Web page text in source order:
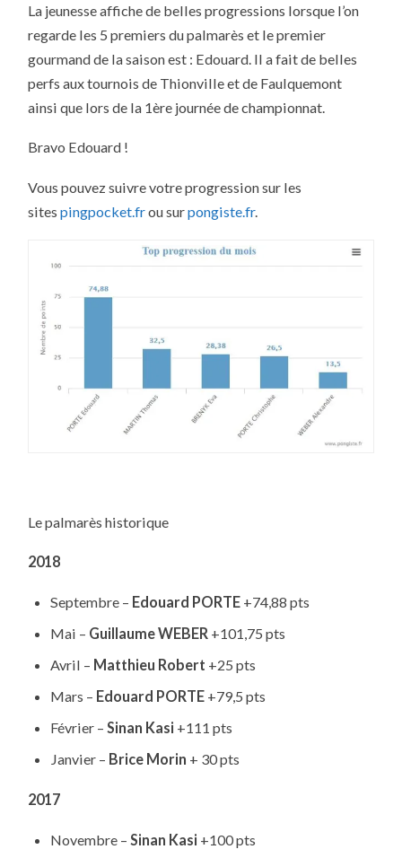
POUR
MOIS
SEPTEMBRE
La jeunesse affiche de belles progressions lorsque l’on
regarde les 5 premiers du palmarès et le premier
gourmand de la saison est : Edouard. Il a fait de belles
perfs aux tournois de Thionville et de Faulquemont
ainsi que lors de la 1ère journée de championnat.
Bravo Edouard !
Vous pouvez suivre votre progression sur les
sitespingpocket.frou surpongiste.fr.
Le palmarès historique
2018
Septembre – Edouard PORTE+74,88 pts
Mai – Guillaume WEBER+101,75 pts
Avril – Matthieu Robert +25 pts
Mars – Edouard PORTE+79,5 pts
Février – Sinan Kasi +111 pts
Janvier – Brice Morin + 30 pts
2017
Novembre – Sinan Kasi +100 pts